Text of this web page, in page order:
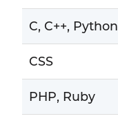
C, C++, Python
CSS
PHP, Ruby